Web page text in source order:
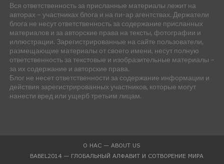
Вся ответственность за присланные материалы лежит на
авторах – участниках блога и на пи-ар агентствах. Держатели
блога не несут ответственность за содержание присланных
материалов и за авторские права на тексты, фотографии и
иллюстрации. Зарегистрированные на сайте пользователи,
размещающие материалы от своего имени, несут полную
ответственность за текстовые и изобразительные материалы –
за их содержание и авторские права.
Блог не несет ответственности за содержание информации и
действия зарегистрированных участников, которые могут
нанести вред или ущерб третьим лицам.
О НАС — ABOUT US
BABEL2014 — ГЛОБАЛЬНЫЙ АЛФАВИТ И СОТВОРЕНИЕ МИРА